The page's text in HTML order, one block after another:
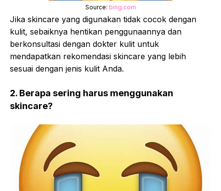
Source: bing.com
Jika skincare yang digunakan tidak cocok dengan
kulit, sebaiknya hentikan penggunaannya dan
berkonsultasi dengan dokter kulit untuk
mendapatkan rekomendasi skincare yang lebih
sesuai dengan jenis kulit Anda.
2. Berapa sering harus menggunakan
skincare?